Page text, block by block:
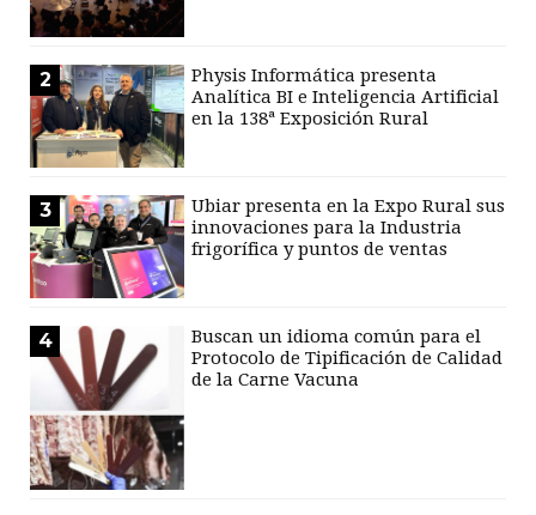
2
Physis Informática presenta
Analítica BI e Inteligencia Artificial
en la 138ª Exposición Rural
3
Ubiar presenta en la Expo Rural sus
innovaciones para la Industria
frigorífica y puntos de ventas
4
Buscan un idioma común para el
Protocolo de Tipificación de Calidad
de la Carne Vacuna